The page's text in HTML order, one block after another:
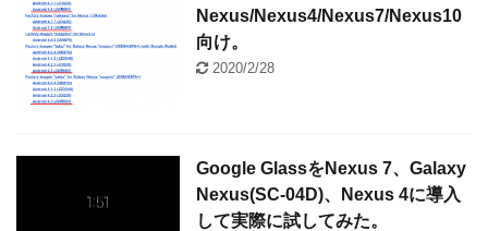
Nexus/Nexus4/Nexus7/Nexus10
向け。
2020/2/28
Google GlassをNexus 7、Galaxy
Nexus(SC-04D)、Nexus 4に導入
して実際に試してみた。